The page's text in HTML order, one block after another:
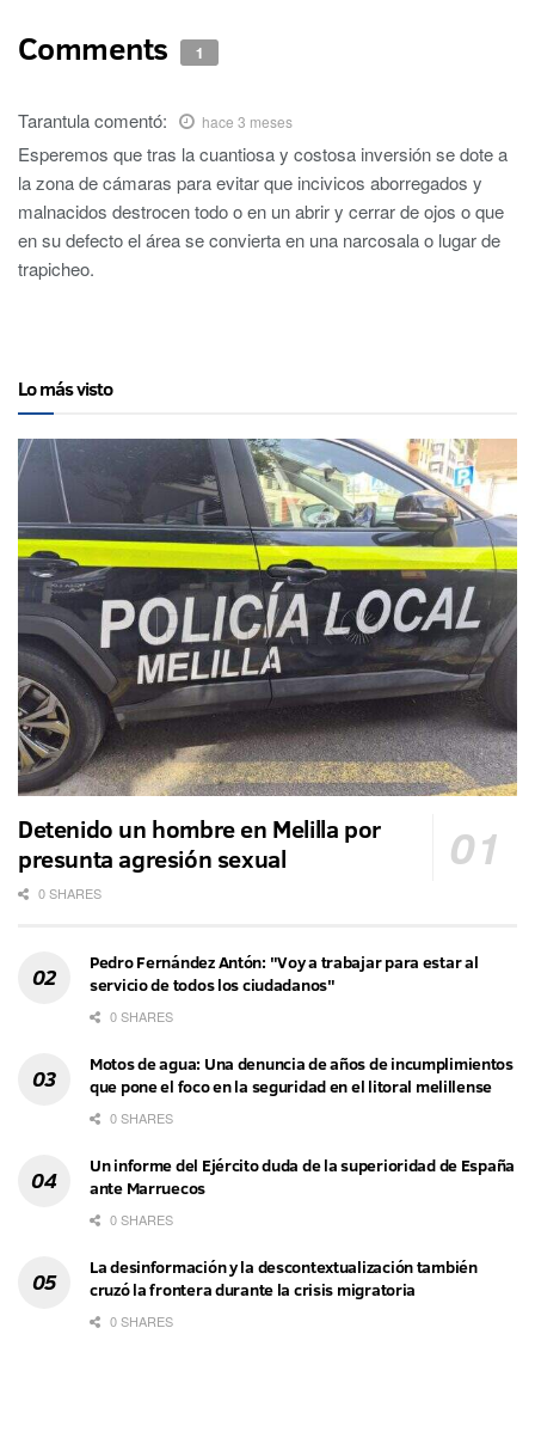
Comments 1
Tarantulacomentó: hace 3 meses
Esperemos que tras la cuantiosa y costosa inversión se dote a
la zona de cámaras para evitar que incivicos aborregados y
malnacidos destrocen todo o en un abrir y cerrar de ojos o que
en su defecto el área se convierta en una narcosala o lugar de
trapicheo.
Lo más visto
Detenido un hombre en Melilla por
presunta agresión sexual
0 SHARES
Pedro Fernández Antón: "Voy a trabajar para estar al
servicio de todos los ciudadanos"
0 SHARES
Motos de agua: Una denuncia de años de incumplimientos
que pone el foco en la seguridad en el litoral melillense
0 SHARES
Un informe del Ejército duda de la superioridad de España
ante Marruecos
0 SHARES
La desinformación y la descontextualización también
cruzó la frontera durante la crisis migratoria
0 SHARES